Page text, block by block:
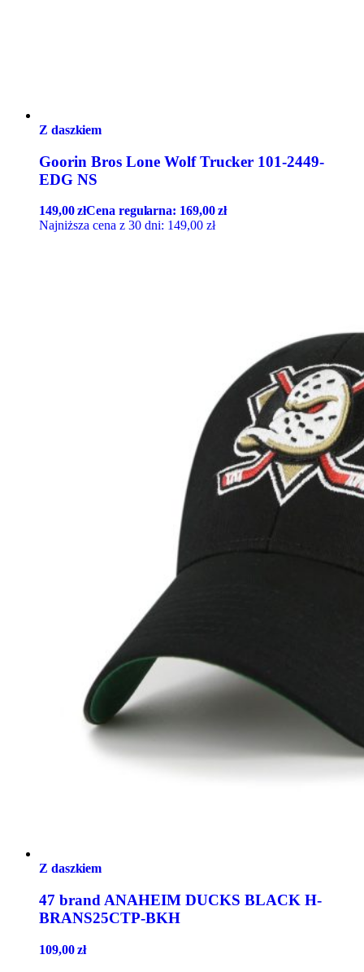
Z daszkiem
Goorin Bros Lone Wolf Trucker 101-2449-
EDG NS
149,00złCena regularna: 169,00zł
Najniższa cena z 30 dni: 149,00 zł
Z daszkiem
47 brand ANAHEIM DUCKS BLACK H-
BRANS25CTP-BKH
109,00zł